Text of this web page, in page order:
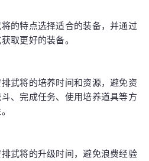
的特点选择适合的装备，并通过
取更好的装备。
武将的培养时间和资源，避免资
、完成任务、使用培养道具等方
武将的升级时间，避免浪费经验